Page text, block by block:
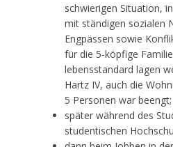
schwierigen Situation,
mit ständigen sozialen
Engpässen sowie
für die 5-köpfige
lebensstandard lagen
Hartz IV, auch die
5 Personen war beengt;
später während des
studentischen